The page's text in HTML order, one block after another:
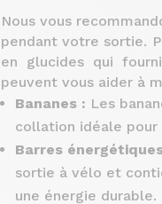
Nous vous
pendant votre sortie.
en glucides qui
peuvent vous aider à
Bananes : Les
collation idéale pour
Barres
sortie à vélo et
une énergie durable.